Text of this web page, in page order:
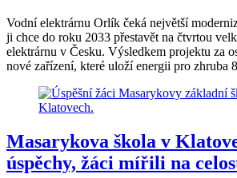
Vodní elektrárnu Orlík čeká největší
ji chce do roku 2033 přestavět na čtvrtou
elektrárnu v Česku. Výsledkem projektu za
nové zařízení, které uloží energii pro zhruba
Masarykova škola v
úspěchy, žáci mířili na